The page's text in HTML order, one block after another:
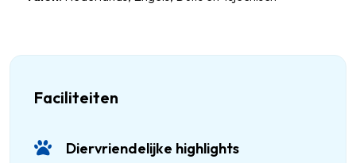
Faciliteiten
Diervriendelijke highlights